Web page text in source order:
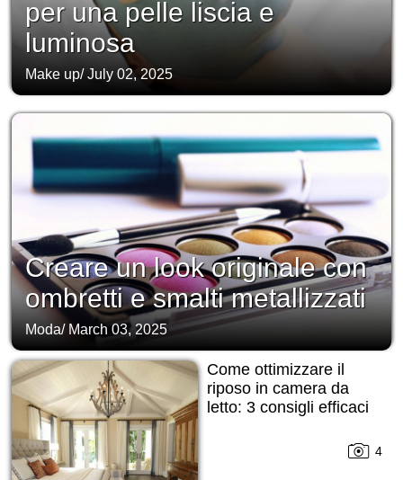
per una pelle liscia e
luminosa
Make up/July 02, 2025
Creare un look originale con
ombretti e smalti metallizzati
Moda/ March 03, 2025
Come ottimizzare il
riposo in camera da
letto: 3 consigli efficaci
4